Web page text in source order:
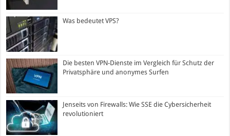
Was bedeutet VPS?
Die besten VPN-Dienste im Vergleich für Schutz der
Privatsphäre und anonymes Surfen
Jenseits von Firewalls: Wie SSE die Cybersicherheit
revolutioniert